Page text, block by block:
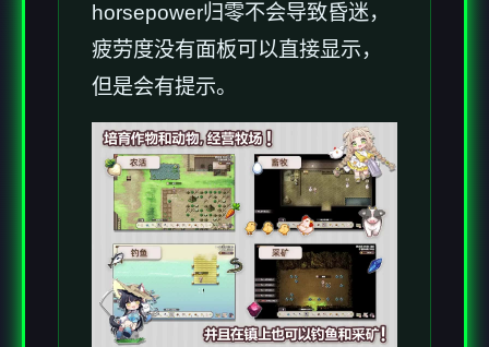
horsepower归零不会导致昏迷，
疲劳度没有面板可以直接显示，
但是会有提示。